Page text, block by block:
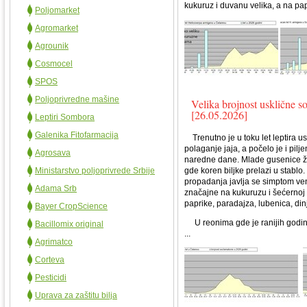
Poljomarket
Agromarket
Agrounik
Cosmocel
SPOS
Poljoprivredne mašine
Leptiri Sombora
Galenika Fitofarmacija
Agrosava
Ministarstvo poljoprivrede Srbije
Adama Srb
Bayer CropScience
Bacillomix original
Agrimatco
Corteva
Pesticidi
Uprava za zaštitu bilja
kukuruz i duvanu velika, a na
Velika brojnost usklične
[26.05.2026]
Trenutno je u toku let leptira
polaganje jaja, a počelo je i
naredne dane. Mlade gusenice
gde koren biljke prelazi u
propadanja javlja se simptom
značajne na kukuruzu i
paprike, paradajza, lubenica,
U reonima gde je ranijih
...